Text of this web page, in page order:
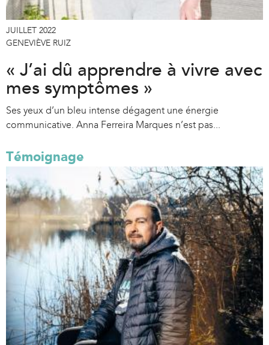
JUILLET 2022
GENEVIÈVE RUIZ
« J’ai dû apprendre à vivre avec
mes symptômes »
Ses yeux d’un bleu intense dégagent une énergie
communicative. Anna Ferreira Marques n’est pas...
Témoignage